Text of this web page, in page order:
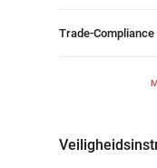
Trade-Compliance